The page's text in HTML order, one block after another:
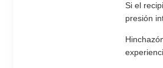
Si el
presión